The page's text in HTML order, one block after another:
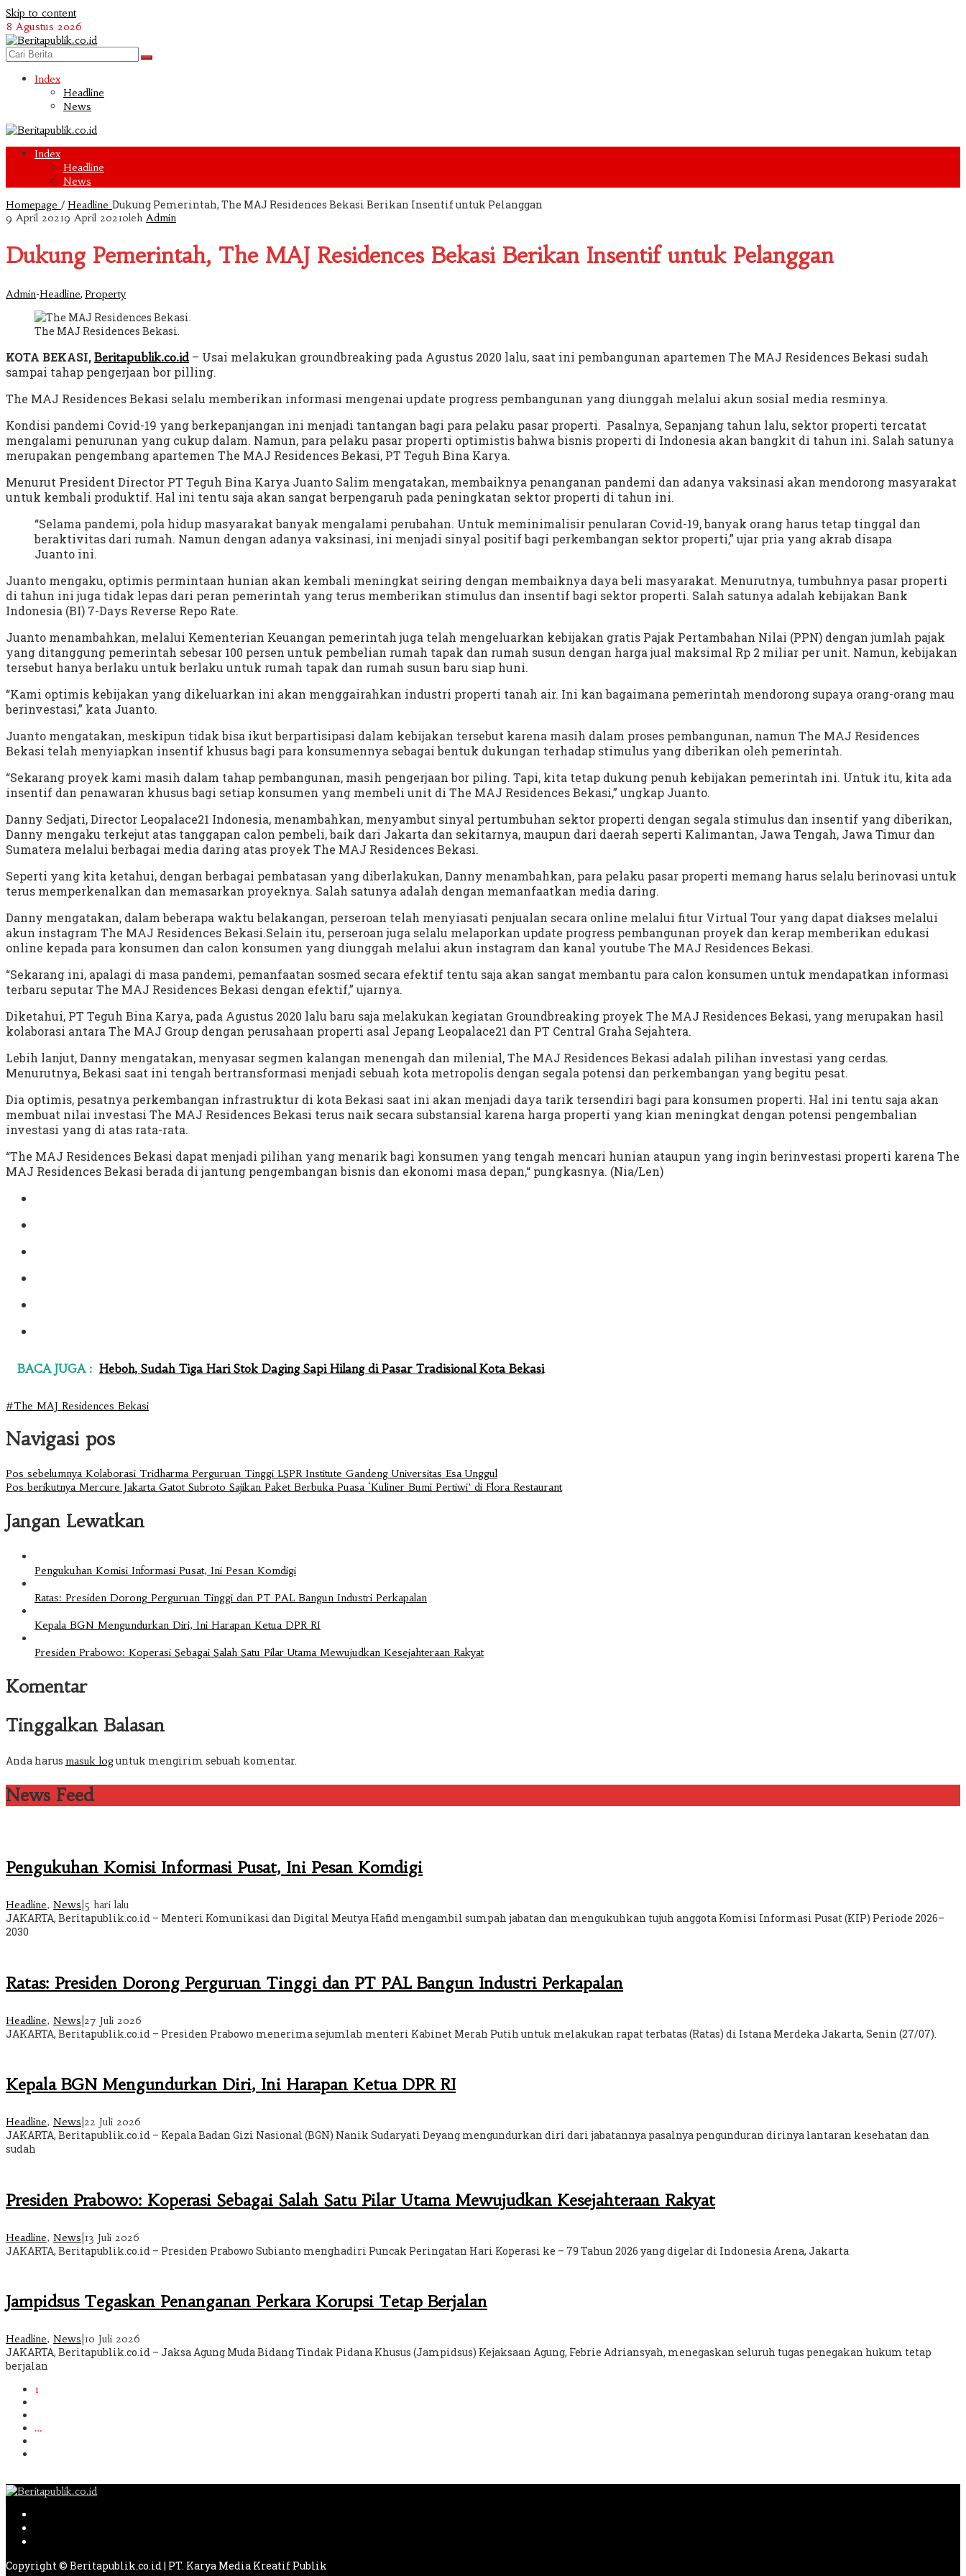
Skip to content
8 Agustus 2026
Index
Headline
News
Index
Headline
News
Homepage /Headline Dukung Pemerintah, The MAJ Residences Bekasi Berikan Insentif untuk Pelanggan
9 April 20219 April 2021oleh Admin
Dukung Pemerintah, The MAJ Residences Bekasi Berikan Insentif untuk Pelanggan
Admin-Headline, Property
The MAJ Residences Bekasi.
KOTA BEKASI, Beritapublik.co.id – Usai melakukan groundbreaking pada Agustus 2020 lalu, saat ini pembangunan apartemen The MAJ Residences Bekasi sudah
sampai tahap pengerjaan bor pilling.
The MAJ Residences Bekasi selalu memberikan informasi mengenai update progress pembangunan yang diunggah melalui akun sosial media resminya.
Kondisi pandemi Covid-19 yang berkepanjangan ini menjadi tantangan bagi para pelaku pasar properti. Pasalnya, Sepanjang tahun lalu, sektor properti tercatat
mengalami penurunan yang cukup dalam. Namun, para pelaku pasar properti optimistis bahwa bisnis properti di Indonesia akan bangkit di tahun ini. Salah satunya
merupakan pengembang apartemen The MAJ Residences Bekasi, PT Teguh Bina Karya.
Menurut President Director PT Teguh Bina Karya Juanto Salim mengatakan, membaiknya penanganan pandemi dan adanya vaksinasi akan mendorong masyarakat
untuk kembali produktif. Hal ini tentu saja akan sangat berpengaruh pada peningkatan sektor properti di tahun ini.
“Selama pandemi, pola hidup masyarakat banyak mengalami perubahan. Untuk meminimalisir penularan Covid-19, banyak orang harus tetap tinggal dan
beraktivitas dari rumah. Namun dengan adanya vaksinasi, ini menjadi sinyal positif bagi perkembangan sektor properti,” ujar pria yang akrab disapa
Juanto ini.
Juanto mengaku, optimis permintaan hunian akan kembali meningkat seiring dengan membaiknya daya beli masyarakat. Menurutnya, tumbuhnya pasar properti
di tahun ini juga tidak lepas dari peran pemerintah yang terus memberikan stimulus dan insentif bagi sektor properti. Salah satunya adalah kebijakan Bank
Indonesia (BI) 7-Days Reverse Repo Rate.
Juanto menambahkan, melalui Kementerian Keuangan pemerintah juga telah mengeluarkan kebijakan gratis Pajak Pertambahan Nilai (PPN) dengan jumlah pajak
yang ditanggung pemerintah sebesar 100 persen untuk pembelian rumah tapak dan rumah susun dengan harga jual maksimal Rp 2 miliar per unit. Namun, kebijakan
tersebut hanya berlaku untuk berlaku untuk rumah tapak dan rumah susun baru siap huni.
“Kami optimis kebijakan yang dikeluarkan ini akan menggairahkan industri properti tanah air. Ini kan bagaimana pemerintah mendorong supaya orang-orang mau
berinvestasi,” kata Juanto.
Juanto mengatakan, meskipun tidak bisa ikut berpartisipasi dalam kebijakan tersebut karena masih dalam proses pembangunan, namun The MAJ Residences
Bekasi telah menyiapkan insentif khusus bagi para konsumennya sebagai bentuk dukungan terhadap stimulus yang diberikan oleh pemerintah.
“Sekarang proyek kami masih dalam tahap pembangunan, masih pengerjaan bor piling. Tapi, kita tetap dukung penuh kebijakan pemerintah ini. Untuk itu, kita ada
insentif dan penawaran khusus bagi setiap konsumen yang membeli unit di The MAJ Residences Bekasi,” ungkap Juanto.
Danny Sedjati, Director Leopalace21 Indonesia, menambahkan, menyambut sinyal pertumbuhan sektor properti dengan segala stimulus dan insentif yang diberikan,
Danny mengaku terkejut atas tanggapan calon pembeli, baik dari Jakarta dan sekitarnya, maupun dari daerah seperti Kalimantan, Jawa Tengah, Jawa Timur dan
Sumatera melalui berbagai media daring atas proyek The MAJ Residences Bekasi.
Seperti yang kita ketahui, dengan berbagai pembatasan yang diberlakukan, Danny menambahkan, para pelaku pasar properti memang harus selalu berinovasi untuk
terus memperkenalkan dan memasarkan proyeknya. Salah satunya adalah dengan memanfaatkan media daring.
Danny mengatakan, dalam beberapa waktu belakangan, perseroan telah menyiasati penjualan secara online melalui fitur Virtual Tour yang dapat diakses melalui
akun instagram The MAJ Residences Bekasi.Selain itu, perseroan juga selalu melaporkan update progress pembangunan proyek dan kerap memberikan edukasi
online kepada para konsumen dan calon konsumen yang diunggah melalui akun instagram dan kanal youtube The MAJ Residences Bekasi.
“Sekarang ini, apalagi di masa pandemi, pemanfaatan sosmed secara efektif tentu saja akan sangat membantu para calon konsumen untuk mendapatkan informasi
terbaru seputar The MAJ Residences Bekasi dengan efektif,” ujarnya.
Diketahui, PT Teguh Bina Karya, pada Agustus 2020 lalu baru saja melakukan kegiatan Groundbreaking proyek The MAJ Residences Bekasi, yang merupakan hasil
kolaborasi antara The MAJ Group dengan perusahaan properti asal Jepang Leopalace21 dan PT Central Graha Sejahtera.
Lebih lanjut, Danny mengatakan, menyasar segmen kalangan menengah dan milenial, The MAJ Residences Bekasi adalah pilihan investasi yang cerdas.
Menurutnya, Bekasi saat ini tengah bertransformasi menjadi sebuah kota metropolis dengan segala potensi dan perkembangan yang begitu pesat.
Dia optimis, pesatnya perkembangan infrastruktur di kota Bekasi saat ini akan menjadi daya tarik tersendiri bagi para konsumen properti. Hal ini tentu saja akan
membuat nilai investasi The MAJ Residences Bekasi terus naik secara substansial karena harga properti yang kian meningkat dengan potensi pengembalian
investasi yang di atas rata-rata.
“The MAJ Residences Bekasi dapat menjadi pilihan yang menarik bagi konsumen yang tengah mencari hunian ataupun yang ingin berinvestasi properti karena The
MAJ Residences Bekasi berada di jantung pengembangan bisnis dan ekonomi masa depan,“ pungkasnya. (Nia/Len)
BACA JUGA : Heboh, Sudah Tiga Hari Stok Daging Sapi Hilang di Pasar Tradisional Kota Bekasi
#The MAJ Residences Bekasi
Navigasi pos
Pos sebelumnyaKolaborasi Tridharma Perguruan Tinggi LSPR Institute Gandeng Universitas Esa Unggul
Pos berikutnyaMercure Jakarta Gatot Subroto Sajikan Paket Berbuka Puasa ‘Kuliner Bumi Pertiwi’ di Flora Restaurant
Jangan Lewatkan
Pengukuhan Komisi Informasi Pusat, Ini Pesan Komdigi
Ratas: Presiden Dorong Perguruan Tinggi dan PT PAL Bangun Industri Perkapalan
Kepala BGN Mengundurkan Diri, Ini Harapan Ketua DPR RI
Presiden Prabowo: Koperasi Sebagai Salah Satu Pilar Utama Mewujudkan Kesejahteraan Rakyat
Komentar
Tinggalkan Balasan
Anda harus masuk loguntuk mengirim sebuah komentar.
News Feed
Pengukuhan Komisi Informasi Pusat, Ini Pesan Komdigi
Headline, News 5 hari lalu
JAKARTA, Beritapublik.co.id – Menteri Komunikasi dan Digital Meutya Hafid mengambil sumpah jabatan dan mengukuhkan tujuh anggota Komisi Informasi Pusat (KIP) Periode 2026–
2030
Ratas: Presiden Dorong Perguruan Tinggi dan PT PAL Bangun Industri Perkapalan
Headline, News 27 Juli 2026
JAKARTA, Beritapublik.co.id – Presiden Prabowo menerima sejumlah menteri Kabinet Merah Putih untuk melakukan rapat terbatas (Ratas) di Istana Merdeka Jakarta, Senin (27/07).
Kepala BGN Mengundurkan Diri, Ini Harapan Ketua DPR RI
Headline, News 22 Juli 2026
JAKARTA, Beritapublik.co.id – Kepala Badan Gizi Nasional (BGN) Nanik Sudaryati Deyang mengundurkan diri dari jabatannya pasalnya pengunduran dirinya lantaran kesehatan dan
sudah
Presiden Prabowo: Koperasi Sebagai Salah Satu Pilar Utama Mewujudkan Kesejahteraan Rakyat
Headline, News 13 Juli 2026
JAKARTA, Beritapublik.co.id – Presiden Prabowo Subianto menghadiri Puncak Peringatan Hari Koperasi ke – 79 Tahun 2026 yang digelar di Indonesia Arena, Jakarta
Jampidsus Tegaskan Penanganan Perkara Korupsi Tetap Berjalan
Headline, News 10 Juli 2026
JAKARTA, Beritapublik.co.id – Jaksa Agung Muda Bidang Tindak Pidana Khusus (Jampidsus) Kejaksaan Agung, Febrie Adriansyah, menegaskan seluruh tugas penegakan hukum tetap
berjalan
1
…
Copyright © Beritapublik.co.id | PT. Karya Media Kreatif Publik